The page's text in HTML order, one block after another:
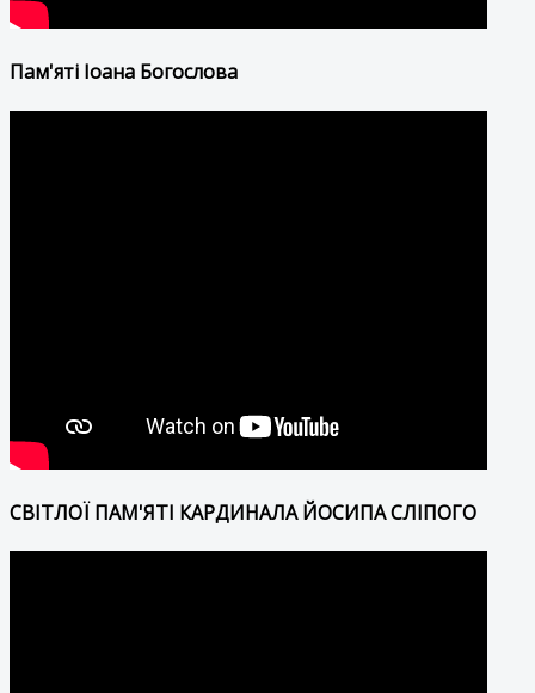
Пам'яті Іоана Богослова
СВІТЛОЇ ПАМ'ЯТІ КАРДИНАЛА ЙОСИПА СЛІПОГО